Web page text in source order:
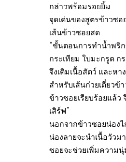
กล่าวพร้อมรอยยิ้ม
จุดเด่นของสูตรข้าวซ
เส้นข้าวซอยสด
“ขั้นตอนการทำน้ำพริ
กระเทียม ใบมะกรูด
จึงเติมเนื้อสัตว์ และห
สำหรับเส้นก๋วยเตี๋ยวข้
ข้าวซอยเรียบร้อยแล้
เสิร์ฟ”
นอกจากข้าวซอยน่อง
น่องลายจะนำเนื้อวัว
ซอยจะช่วยเพิ่มความ